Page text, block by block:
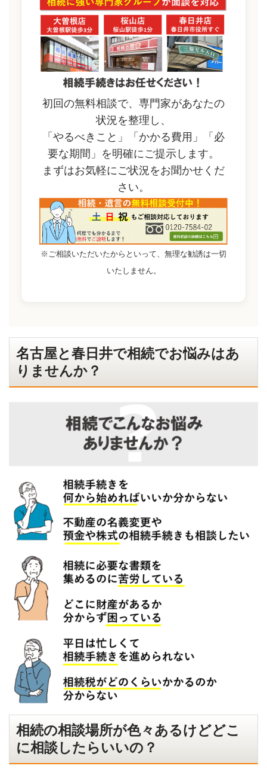
初回の無料相談で、専門家があなたの
状況を整理し、
「やるべきこと」「かかる費用」「必
要な期間」を明確にご提示します。
まずはお気軽にご状況をお聞かせくだ
さい。
※ご相談いただいたからといって、無理な勧誘は一切
いたしません。
名古屋と春日井で相続でお悩みはあ
りませんか？
相続の相談場所が色々あるけどどこ
に相談したらいいの？